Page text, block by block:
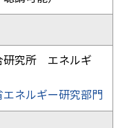
研究所 エネルギ
エネルギー研究部門